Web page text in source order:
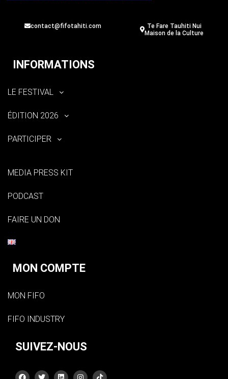
contact@fifotahiti.com
Te Fare Tauhiti Nui
Maison de la Culture
INFORMATIONS
LE FESTIVAL
ÉDITION 2026
PARTICIPER
MEDIA PRESS KIT
PODCAST
FAIRE UN DON
MON COMPTE
MON FIFO
FIFO INDUSTRY
SUIVEZ-NOUS